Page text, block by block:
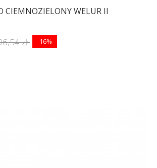
CIEMNOZIELONY WELUR II
zł -16%